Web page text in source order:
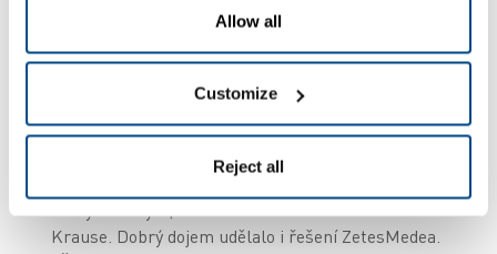
Allow all
Customize
Reject all
kroků pomocí řešení ZetesMedea Warehouse
„Nebyla to prodejní schůzka, ale konzultace
zaměřená na hledání řešení,“ říká Oliver Maier.
„Hned jsme zaznamenali, že jsme se společností
Zetes na stejné vlně a že spolu diskutujeme jako
Krause. Dobrý dojem udělalo i řešení ZetesMedea.